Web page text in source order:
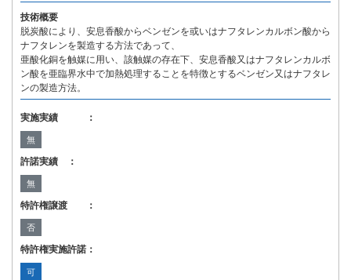
技術概要
脱炭酸により、安息香酸からベンゼンを或いはナフタレンカルボン酸から
ナフタレンを製造する方法であって、
亜酸化銅を触媒に用い、該触媒の存在下、安息香酸又はナフタレンカルボ
ン酸を亜臨界水中で加熱処理することを特徴とするベンゼン又はナフタレ
ンの製造方法。
実施実績 ：
無
許諾実績 ：
無
特許権譲渡 ：
否
特許権実施許諾：
可